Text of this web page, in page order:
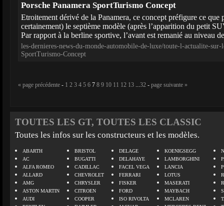
Porsche Panamera SportTurismo Concept
Etroitement dérivé de la Panamera, ce concept préfigure ce que
certainement) le septième modèle (après l’apparition du petit
Par rapport à la berline sportive, l’avant est remanié au niveau
les-dernieres-news-du-monde-automobile-de-luxe/toute-l-actualite-sur-
SportTurismo-Concept
« page précédente - 1 2 3 4 5 6 7 8 9 10 11 12 13 ...32 - page suivante »
TOUTES LES GT, TOUTES LES CLASSIC
Toutes les infos sur les constructeurs et les modèles.
ABARTH
AC
ALFA ROMEO
ALLARD
AMG
ASTON MARTIN
AUDI
BRISTOL
BUGATTI
CADILLAC
CHEVROLET
CHRYSLER
CITROEN
COOPER
DELAGE
DELAHAYE
FACEL VEGA
FERRARI
FISKER
FORD
ISO RIVOLTA
KOENIGSEGG
LAMBORGHINI
LANCIA
LOTUS
MASERATI
MAYBACH
MCLAREN